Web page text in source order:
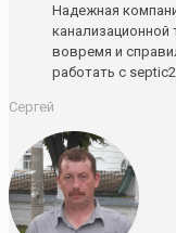
Надежная
вовремя и
работать с
Сергей